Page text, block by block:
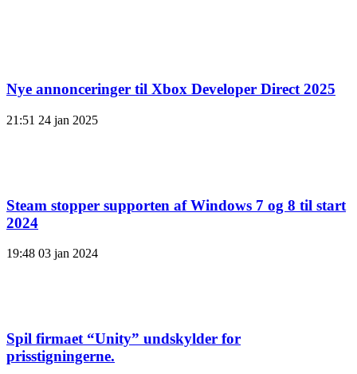
Nye annonceringer til Xbox Developer Direct 2025
21:51 24 jan 2025
Steam stopper supporten af ​​Windows 7 og 8 til start
2024
19:48 03 jan 2024
Spil firmaet “Unity” undskylder for
prisstigningerne.